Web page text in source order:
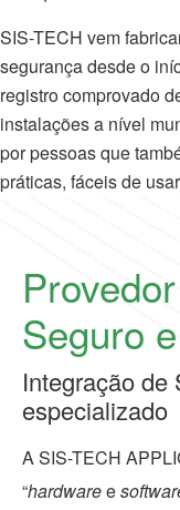
SIS-TECH vem
segurança desde o
registro comprovado
instalações a nível
por pessoas que
práticas, fáceis de
Seguro
Integração de
especializado
A SIS-TECH
“hardwaree